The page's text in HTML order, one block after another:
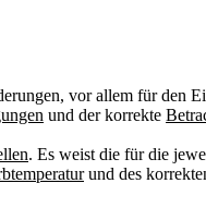
vor allem für den
und der korrekte
. Es weist die für die
und des